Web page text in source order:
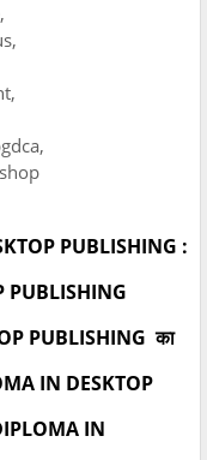
PUBLISHING :
PUBLISHING का
IN DESKTOP
IN